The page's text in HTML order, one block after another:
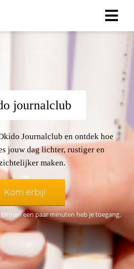
journalclub
Journalclub en ontdek hoe
jouw dag lichter, rustiger en
maken.
Kom erbij!
een paar minuten heb je toegang.